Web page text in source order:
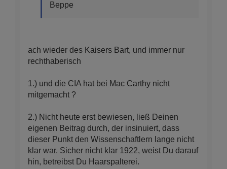
Beppe
ach wieder des Kaisers Bart, und immer nur
rechthaberisch
1.) und die CIA hat bei Mac Carthy nicht
mitgemacht ?
2.) Nicht heute erst bewiesen, ließ Deinen
eigenen Beitrag durch, der insinuiert, dass
dieser Punkt den Wissenschaftlern lange nicht
klar war. Sicher nicht klar 1922, weist Du darauf
hin, betreibst Du Haarspalterei.